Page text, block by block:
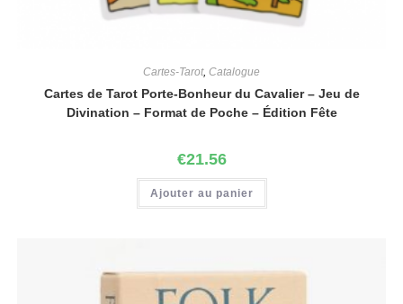
Cartes-Tarot, Catalogue
Cartes de Tarot Porte-Bonheur du Cavalier – Jeu de
Divination – Format de Poche – Édition Fête
€21.56
Ajouter au panier